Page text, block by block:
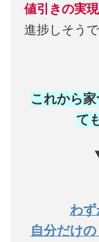
値引きの実
進捗しそうで
これから
て
わず
自分だけ